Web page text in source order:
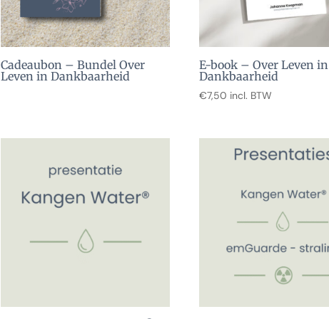
Cadeaubon – Bundel Over
Leven in Dankbaarheid
E-book – Over Leven in
Dankbaarheid
€7,50 incl. BTW